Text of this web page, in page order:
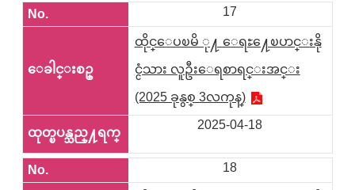
17
ထိုင္ေပၿမိ ု႔ ေရႊ႔ေၿပာင္းနို
င္ငံသား လူဦးေရစာရင္းအင္း
(2025 ခုနွစ္ 3လကုန္)
2025-04-18
18